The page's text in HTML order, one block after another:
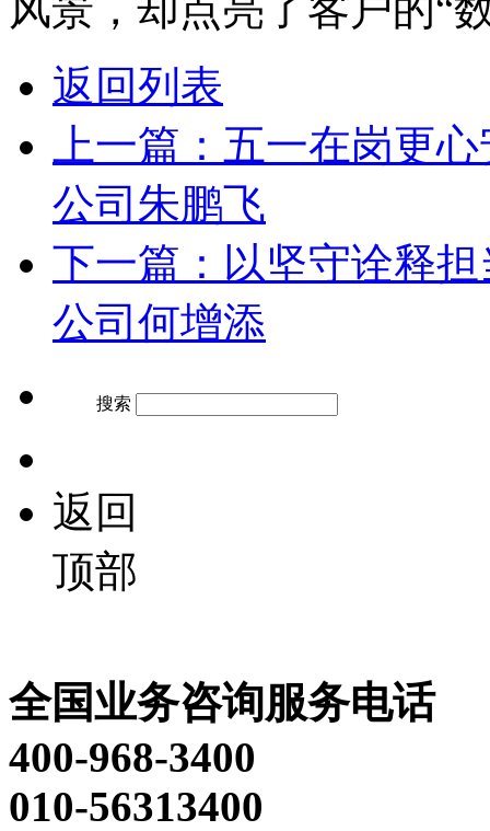
返回列表
上一篇：五一在岗更
公司朱鹏飞
下一篇：以坚守诠释
公司何增添
搜索
返回
顶部
全国业务咨询服务电话
400-968-3400
010-56313400